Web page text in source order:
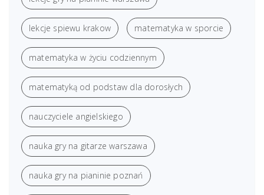
lekcje spiewu krakow matematyka w sporcie
matematyka w życiu codziennym
matematyką od podstaw dla dorosłych
nauczyciele angielskiego
nauka gry na gitarze warszawa
nauka gry na pianinie poznań